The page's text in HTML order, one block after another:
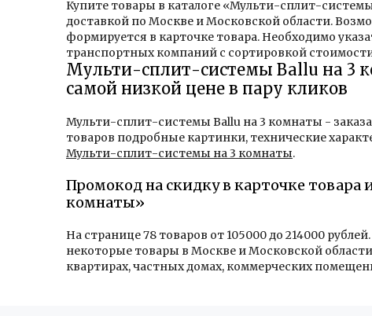
Купите товары в каталоге «Мульти-сплит-
доставкой по Москве и Московской области.
формируется в карточке товара. Необходимо
транспортных компаний с сортировкой
Мульти-сплит-системы Ballu на 3
самой низкой цене в пару кликов
Мульти-сплит-системы Ballu на 3 комнаты -
товаров подробные картинки, технические
Мульти-сплит-системы на 3 комнаты.
Промокод на скидку в карточке
комнаты»
На странице 78 товаров от 105000 до 214000
некоторые товары в Москве и Московской
квартирах, частных домах, коммерческих